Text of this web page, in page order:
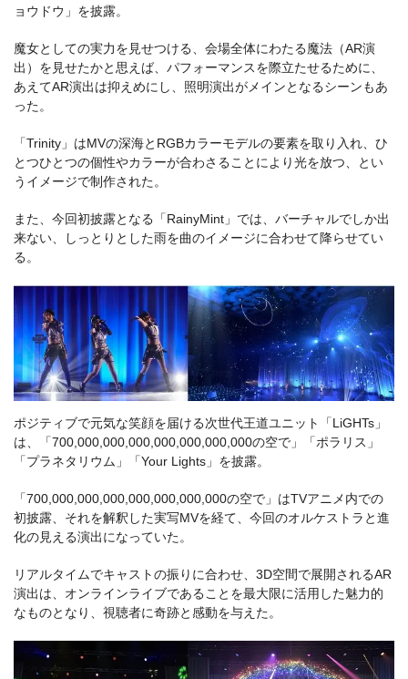
ョウドウ」を披露。
魔女としての実力を見せつける、会場全体にわたる魔法（AR演
出）を見せたかと思えば、パフォーマンスを際立たせるために、
あえてAR演出は抑えめにし、照明演出がメインとなるシーンもあ
った。
「Trinity」はMVの深海とRGBカラーモデルの要素を取り入れ、ひ
とつひとつの個性やカラーが合わさることにより光を放つ、とい
うイメージで制作された。
また、今回初披露となる「RainyMint」では、バーチャルでしか出
来ない、しっとりとした雨を曲のイメージに合わせて降らせてい
る。
ポジティブで元気な笑顔を届ける次世代王道ユニット「LiGHTs」
は、「700,000,000,000,000,000,000,000の空で」「ポラリス」
「プラネタリウム」「Your Lights」を披露。
「700,000,000,000,000,000,000,000の空で」はTVアニメ内での
初披露、それを解釈した実写MVを経て、今回のオルケストラと進
化の見える演出になっていた。
リアルタイムでキャストの振りに合わせ、3D空間で展開されるAR
演出は、オンラインライブであることを最大限に活用した魅力的​
なものとなり、視聴者に奇跡と感動を与えた。